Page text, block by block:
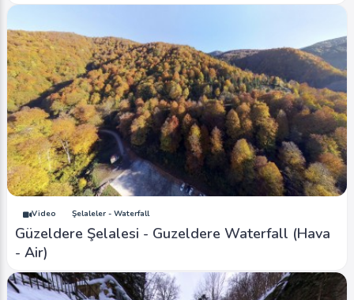
Video Şelaleler - Waterfall
Güzeldere Şelalesi - Guzeldere Waterfall (Hava
- Air)